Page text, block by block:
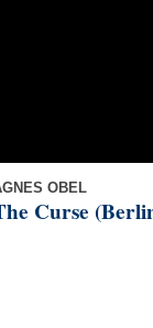
OBEL
Curse